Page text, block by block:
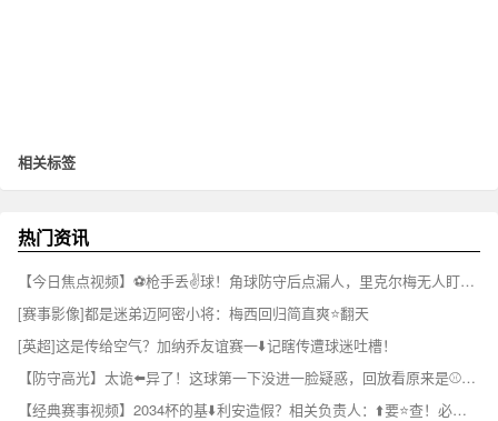
相关标签
热门资讯
【今日焦点视频】⚽枪手丢✌️球！角球防守后点漏人，里克尔梅无人盯防抽射破门！
[赛事影像]都是迷弟迈阿密小将：梅西回归简直爽⭐翻天
[英超]这是传给空气？加纳乔友谊赛一⬇️记瞎传遭球迷吐槽！
【防守高光】太诡⬅️异了！这球第一下没进一脸疑惑，回放看原来是⚾碰到⭐了门将
【经典赛事视频】2034杯的基⬇️利安造假？相关负责人：⬆️要⭐查！必须追究！